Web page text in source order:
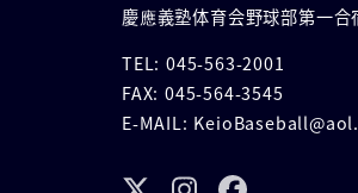
慶應義塾体育会野球部第一合
TEL: 045-563-2001
FAX: 045-564-3545
E-MAIL: